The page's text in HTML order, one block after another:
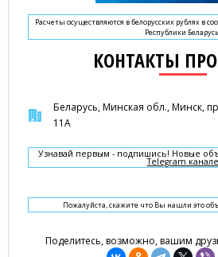
Расчеты осуществляются в белорусских рублях в
Республики
КОНТАКТЫ
Беларусь, Минская обл., Минск,
11А
Узнавай первым - подпишись! Новые
Telegram канале
Пожалуйста, скажите что Вы нашли это
Поделитесь, возможно, вашим